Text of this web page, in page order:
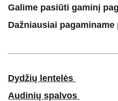
Galime pasiūti gaminį
Dažniausiai
Dydžių lentelės
Audinių spalvos